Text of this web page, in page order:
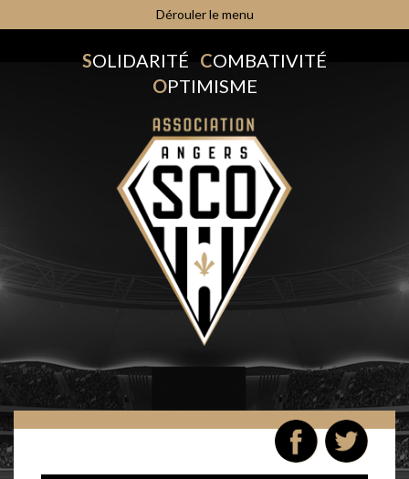
Dérouler le menu
SOLIDARITÉ COMBATIVITÉ
OPTIMISME